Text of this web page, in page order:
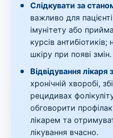
Слідкувати за
важливо для
імунітету або
курсів
шкіру при появі змін.
Відвідування лікаря
хронічній хворобі,
рецидивах
обговорити
лікарем та
лікування вчасно.